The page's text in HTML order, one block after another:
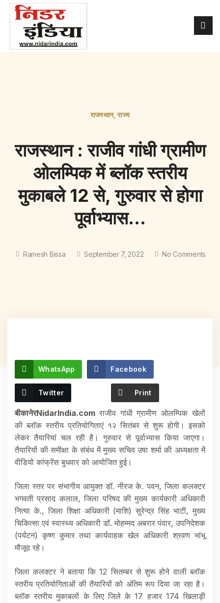
राजस्थान,राज्य
राजस्थान : राजीव गांधी ग्रामीण
ओलम्पिक में ब्लॉक स्तरीय
मुकाबले 12 से, गुरुवार से होगा
पूर्वाभ्यास…
Ramesh Bissa September 7, 2022 No Comments
WhatsApp Facebook
Twitter Print
बीकानेरNidarIndia.com राजीव गांधी ग्रामीण ओलम्पिक खेलों
की ब्लॉक स्तरीय प्रतियोगिताएं १२ सितंबर से शुरू होगी। इसको
लेकर तैयारियां चल रही है। गुरुवार से पूर्वाभ्यास किया जाएगा।
तैयारियों की समीक्षा के संबंध में मुख्य सचिव उषा शर्मा की अध्यक्षता में
वीडियो कांफ्रेंस बुधवार को आयोजित हुई।
जिला स्तर पर संभागीय आयुक्त डॉ. नीरज के. पवन, जिला कलक्टर
भगवती प्रसाद कलाल, जिला परिषद की मुख्य कार्यकारी अधिकारी
नित्या के., जिला शिक्षा अधिकारी (माशि) सुरेन्द्र सिंह भाटी, मुख्य
चिकित्सा एवं स्वास्थ्य अधिकारी डॉ. मोहम्मद अबरार पंवार, उपनिदेशक
(पर्यटन) कृष्ण कुमार तथा कार्यवाहक खेल अधिकारी श्रवण भांभू
मौजूद रहे।
जिला कलक्टर ने बताया कि 12 सितम्बर से शुरू होने वाली ब्लॉक
स्तरीय प्रतियोगिताओं की तैयारियों को अंतिम रूप दिया जा रहा है।
ब्लॉक स्तरीय मुकाबलों के लिए जिले के 17 हजार 174 खिलाड़ी